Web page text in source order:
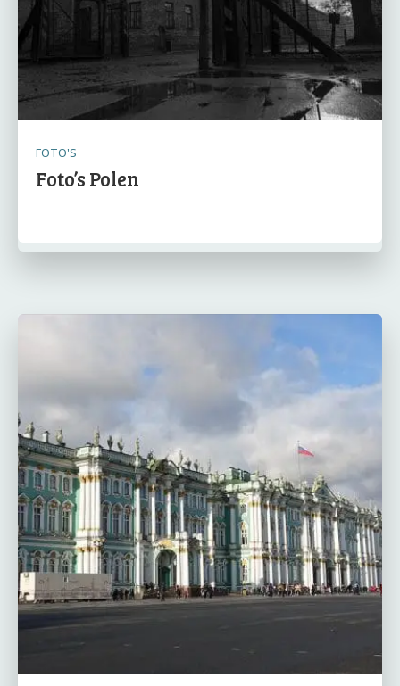
FOTO'S
Foto’s Polen